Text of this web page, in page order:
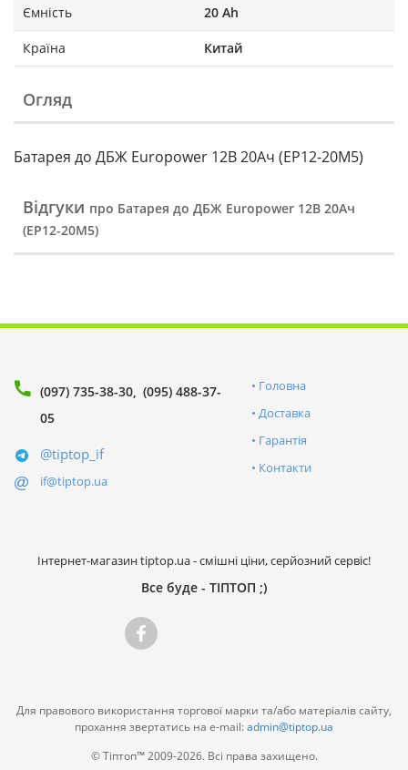
Ємність 20 Ah
Країна Китай
Огляд
Батарея до ДБЖ Europower 12В 20Ач (EP12-20M5)
Відгуки про Батарея до ДБЖ Europower 12В 20Ач
(EP12-20M5)
(097) 735-38-30 (095) 488-37-
05
@tiptop_if
if@tiptop.ua
Головна
Доставка
Гарантія
Контакти
Інтернет-магазин tiptop.ua - смішні ціни, серйозний сервіс!
Все буде - ТІПТОП ;)
Для правового використання торгової марки та/або матеріалів сайту,
прохання звертатись на e-mail:admin@tiptop.ua
© Тіптоп™ 2009-2026. Всі права захищено.